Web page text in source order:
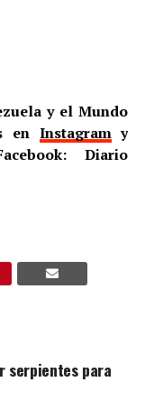
y el Mundo
en Instagramy
Diario
serpientes para